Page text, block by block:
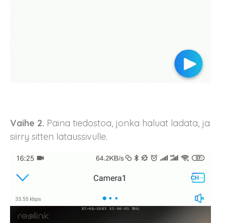
Vaihe 2. Paina tiedostoa, jonka haluat ladata, ja
siirry sitten lataussivulle.